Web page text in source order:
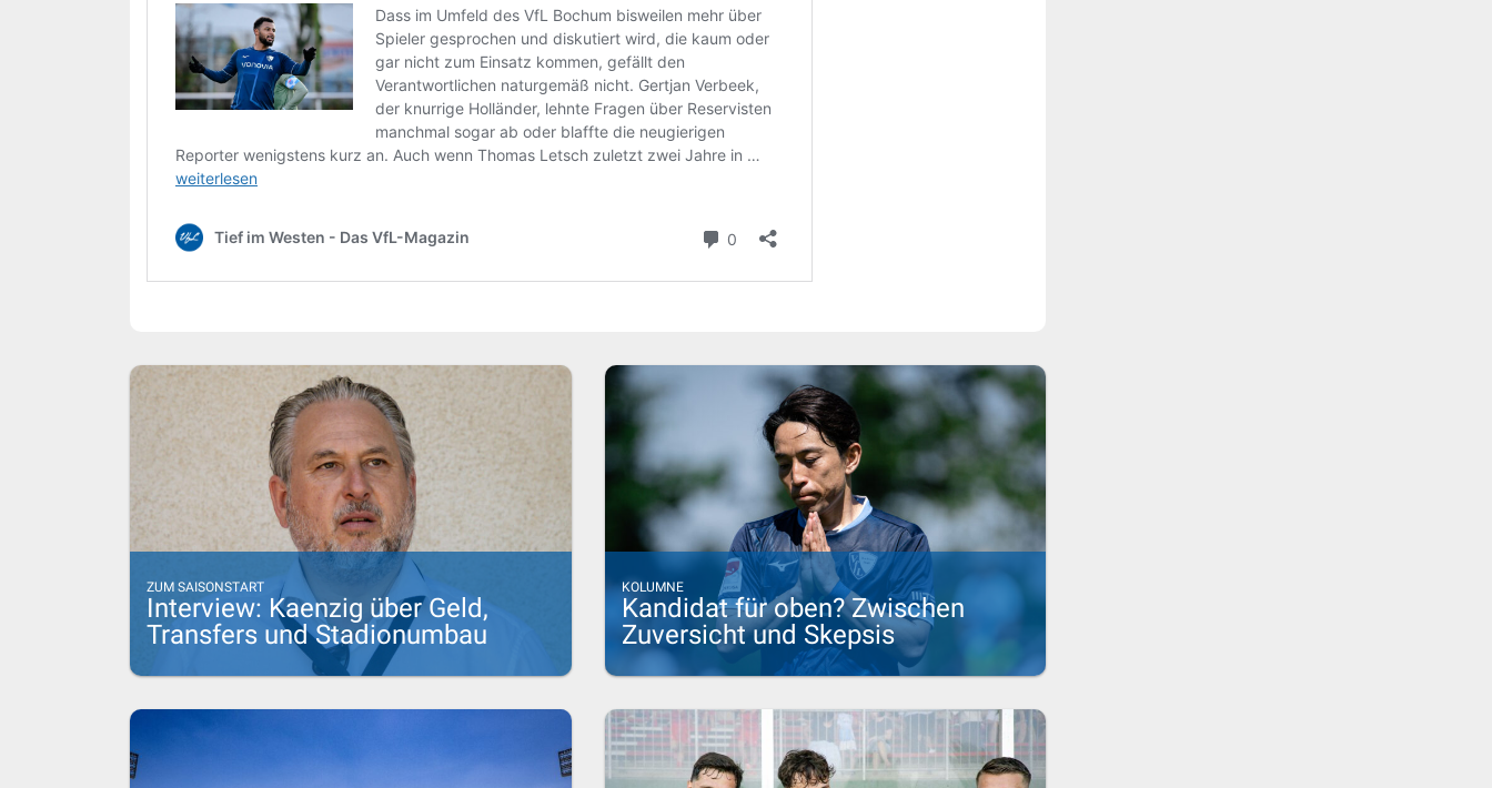
ZUM SAISONSTART
Interview: Kaenzig über Geld,
Transfers und Stadionumbau
KOLUMNE
Kandidat für oben? Zwischen
Zuversicht und Skepsis